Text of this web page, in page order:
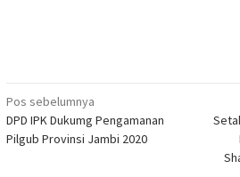
Navigasi
pos
Pos sebelumnya
DPD IPK Dukumg Pengamanan
Pilgub Provinsi Jambi 2020